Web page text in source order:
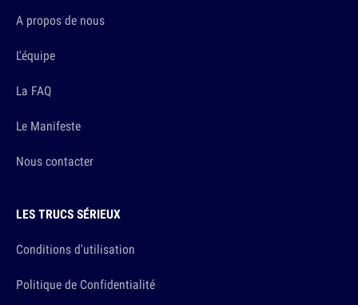
A propos de nous
L'équipe
La FAQ
Le Manifeste
Nous contacter
LES TRUCS SÉRIEUX
Conditions d'utilisation
Politique de Confidentialité